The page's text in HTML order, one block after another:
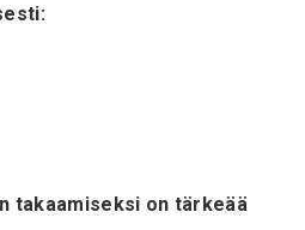
takaamiseksi on tärkeää